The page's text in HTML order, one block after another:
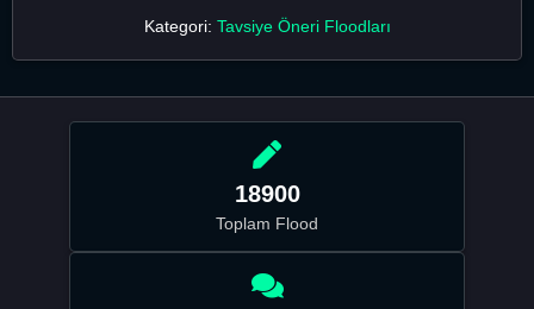
Kategori: Tavsiye Öneri Floodları
18900
Toplam Flood